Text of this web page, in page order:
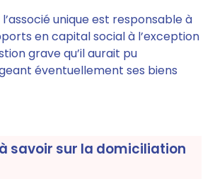
unique est responsable à
en capital social à l’exception
grave qu’il aurait pu
éventuellement ses biens
à savoir sur la domiciliation